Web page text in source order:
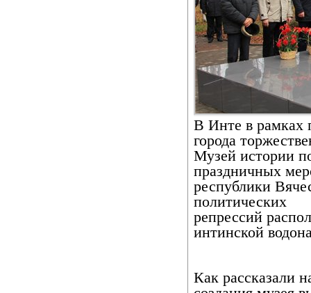
В Инте в рамках
города
Музей истории
праздничных
республики
политических
репрессий
интинской
Как рассказали